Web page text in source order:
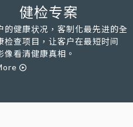
健检专案
的健康状况，客制化最先进的全
检查项目，让客户在最短时间
像看清健康真相。